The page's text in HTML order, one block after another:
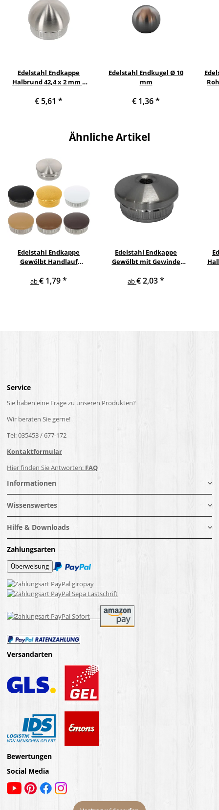
Edelstahl Endkappe
Halbrund 42,4 x 2 mm 2
€ 5,61 *
Edelstahl Endkugel Ø 10
mm
€ 1,36*
Ähnliche Artikel
Edelstahl Endkappe
Gewölbt Handlauf
ab€ 1,79*
Edelstahl Endkappe
Gewölbt mit Gewinde
ab€ 2,03*
Service
Sie haben eine Frage zu unseren Produkten?
Wir beraten Sie gerne!
Tel: 035453 / 677-172
Kontaktformular
Hier finden Sie Antworten: FAQ
Informationen
Wissenswertes
Hilfe & Downloads
Zahlungsarten
Versandarten
Bewertungen
Social Media